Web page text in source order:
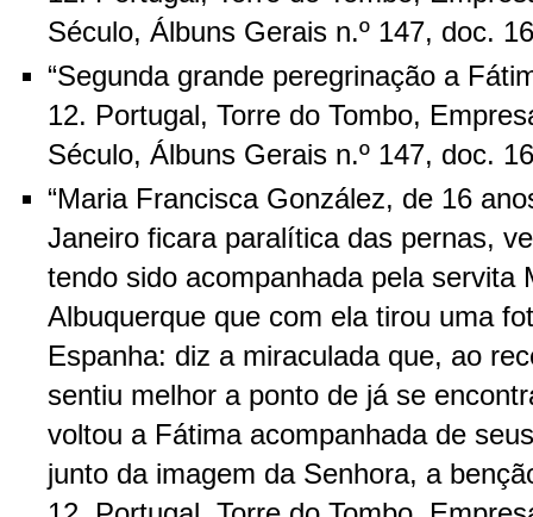
Século, Álbuns Gerais n.º 147, doc.
“Segunda grande peregrinação a
12. Portugal, Torre do Tombo,
Século, Álbuns Gerais n.º 147, doc.
“Maria Francisca González, de 16
Janeiro ficara paralítica das pernas,
tendo sido acompanhada pela servita
Albuquerque que com ela tirou uma
Espanha: diz a miraculada que, ao
sentiu melhor a ponto de já se
voltou a Fátima acompanhada de
junto da imagem da Senhora, a